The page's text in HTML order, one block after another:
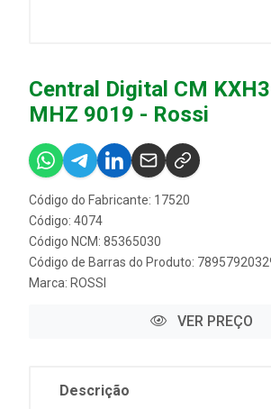
Central Digital CM
MHZ 9019 - Rossi
Código do Fabricante: 17520
Código: 4074
Código NCM: 85365030
Código de Barras do Produto:
Marca: ROSSI
VER PREÇO
Descrição